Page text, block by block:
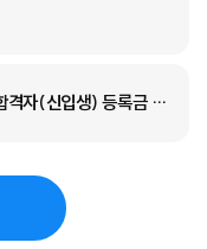
2026-1학기 TESOL대학원 합격자(신입생) 등록금 납부 및 수강신청 안내